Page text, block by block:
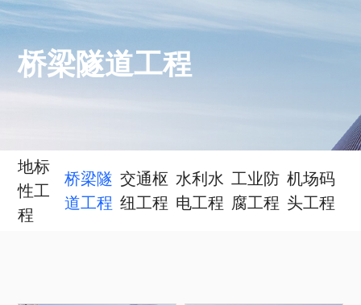
桥梁隧道工程
地标
性工
程
桥梁隧
道工程
交通枢
纽工程
水利水
电工程
工业防
腐工程
机场码
头工程